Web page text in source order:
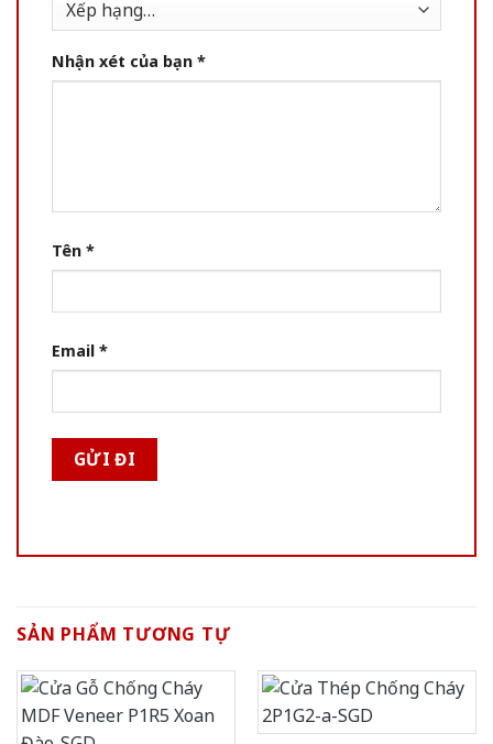
Nhận xét của bạn *
Tên *
Email *
SẢN PHẨM TƯƠNG TỰ